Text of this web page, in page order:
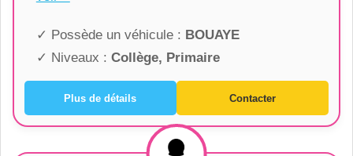
✓ Possède un véhicule : BOUAYE
✓ Niveaux : Collège, Primaire
Plus de détails Contacter